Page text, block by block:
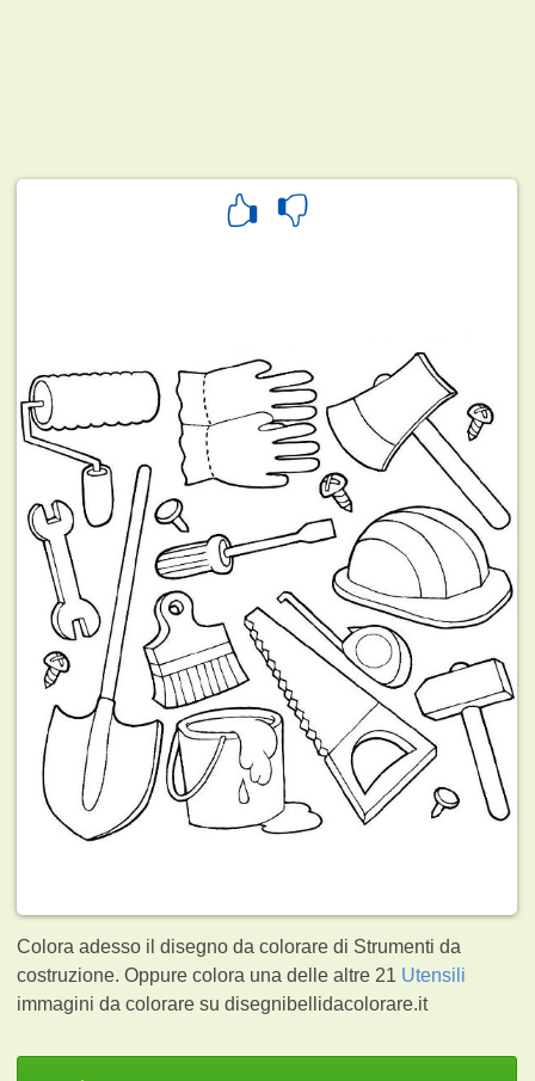
Colora adesso il disegno da colorare di Strumenti da
costruzione. Oppure colora una delle altre 21 Utensili
immagini da colorare su disegnibellidacolorare.it